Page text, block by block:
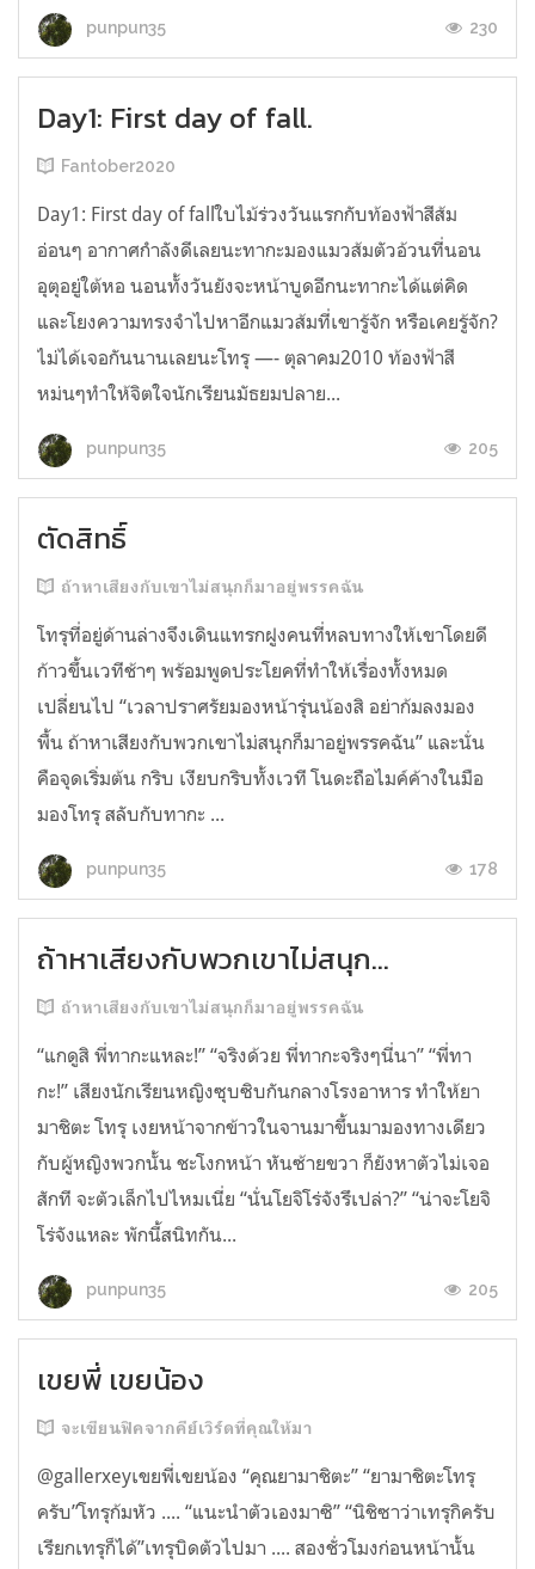
punpun35 230
Day1: First day of fall.
Fantober2020
Day1: First day of fallใบไม้ร่วงวันแรกกับท้องฟ้าสีส้ม
อ่อนๆ อากาศกำลังดีเลยนะทากะมองแมวส้มตัวอ้วนที่นอน
อุตุอยู่ใต้หอ นอนทั้งวันยังจะหน้าบูดอีกนะทากะได้แต่คิด
และโยงความทรงจำไปหาอีกแมวส้มที่เขารู้จัก หรือเคยรู้จัก?
ไม่ได้เจอกันนานเลยนะโทรุ —- ตุลาคม2010 ท้องฟ้าสี
หม่นๆทำให้จิตใจนักเรียนมัธยมปลาย...
punpun35 205
ตัดสิทธิ์
ถ้าหาเสียงกับเขาไม่สนุกก็มาอยู่พรรคฉัน
โทรุที่อยู่ด้านล่างจึงเดินแทรกฝูงคนที่หลบทางให้เขาโดยดี
ก้าวขึ้นเวทีช้าๆ พร้อมพูดประโยคที่ทำให้เรื่องทั้งหมด
เปลี่ยนไป “เวลาปราศรัยมองหน้ารุ่นน้องสิ อย่าก้มลงมอง
พื้น ถ้าหาเสียงกับพวกเขาไม่สนุกก็มาอยู่พรรคฉัน” และนั่น
คือจุดเริ่มต้น กริบ เงียบกริบทั้งเวที โนดะถือไมค์ค้างในมือ
มองโทรุ สลับกับทากะ ...
punpun35 178
ถ้าหาเสียงกับพวกเขาไม่สนุก...
ถ้าหาเสียงกับเขาไม่สนุกก็มาอยู่พรรคฉัน
“แกดูสิ พี่ทากะแหละ!” “จริงด้วย พี่ทากะจริงๆนี่นา” “พี่ทา
กะ!” เสียงนักเรียนหญิงซุบซิบกันกลางโรงอาหาร ทำให้ยา
มาชิตะ โทรุ เงยหน้าจากข้าวในจานมาขึ้นมามองทางเดียว
กับผู้หญิงพวกนั้น ชะโงกหน้า หันซ้ายขวา ก็ยังหาตัวไม่เจอ
สักที จะตัวเล็กไปไหมเนี่ย “นั่นโยจิโร่จังรึเปล่า?” “น่าจะโยจิ
โร่จังแหละ พักนี้สนิทกัน...
punpun35 205
เขยพี่ เขยน้อง
จะเขียนฟิคจากคีย์เวิร์ดที่คุณให้มา
@gallerxeyเขยพี่เขยน้อง “คุณยามาชิตะ” “ยามาชิตะโทรุ
ครับ”โทรุก้มหัว .... “แนะนำตัวเองมาซิ” “นิชิซาว่าเทรุกิครับ
เรียกเทรุก็ได้”เทรุบิดตัวไปมา .... สองชั่วโมงก่อนหน้านั้น